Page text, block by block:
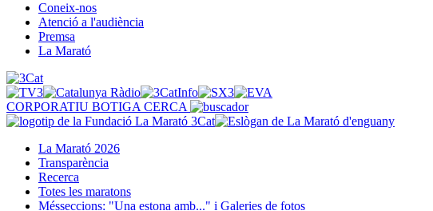
Coneix-nos
Atenció a l'audiència
Premsa
La Marató
CORPORATIU BOTIGA CERCA
La Marató 2026
Transparència
Recerca
Totes les maratons
Mésseccions: "Una estona amb..." i Galeries de fotos